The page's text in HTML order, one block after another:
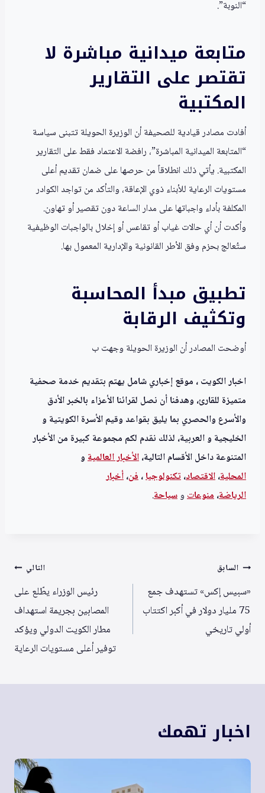
“النوبة”.
متابعة ميدانية مباشرة لا
تقتصر على التقارير
المكتبية
أفادت مصادر قيادية للصحيفة أن الوزيرة الحويلة تتبنى سياسة
“المتابعة الميدانية المباشرة”، رافضة الاعتماد فقط على التقارير
المكتبية. يأتي ذلك انطلاقاً من حرصها على ضمان تقديم أعلى
مستويات الرعاية للأبناء ذوي الإعاقة، والتأكد من تواجد الكوادر
المكلفة بأداء واجباتها على مدار الساعة دون تقصير أو تهاون.
وأكدت أن أي حالات غياب أو تقاعس أو إخلال بالواجبات الوظيفية
ستُعالج بحزم وفق الأطر القانونية والإدارية المعمول بها.
تطبيق مبدأ المحاسبة
وتكثيف الرقابة
أوضحت المصادر أن الوزيرة الحويلة وجهت ب
اخبار الكويت ، موقع إخباري شامل يهتم بتقديم خدمة صحفية
متميزة للقارئ، وهدفنا أن نصل لقرائنا الأعزاء بالخبر الأدق
والأسرع والحصري بما يليق بقواعد وقيم الأسرة الكويتية و
الخليجية و العربية، لذلك نقدم لكم مجموعة كبيرة من الأخبار
المتنوعة داخل الأقسام التالية،الأخبار العالميةو
المحلية،الاقتصاد،تكنولوجيا،فن،أخبار
الرياضة،منوعاتوسياحة.
تصفّح
المقالات
السابق
«سبيس إكس» تستهدف جمع
75 مليار دولار في أكبر اكتتاب
أولي تاريخي
التالي
رئيس الوزراء يطّلع على
المصابين بجريمة استهداف
مطار الكويت الدولي ويؤكد
توفير أعلى مستويات الرعاية
اخبار تهمك